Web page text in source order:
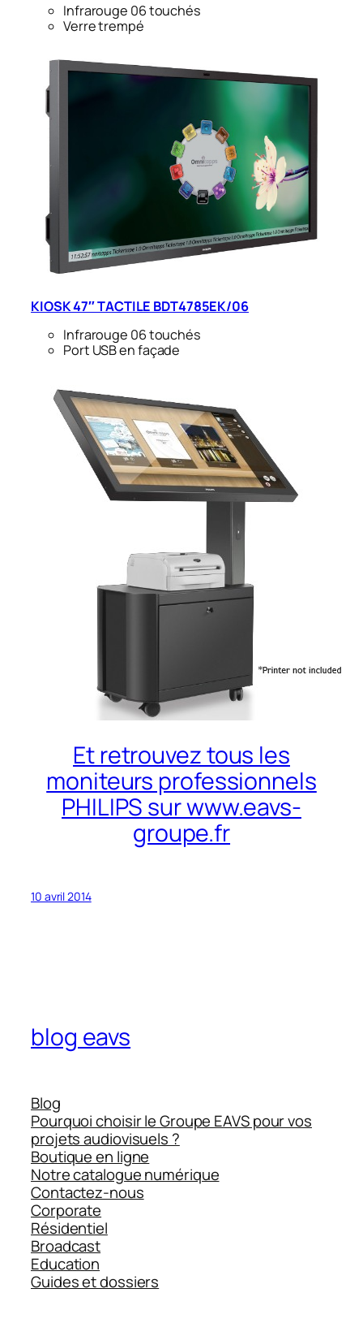
Infrarouge 06 touchés
Verre trempé
KIOSK 47″ TACTILE BDT4785EK/06
Infrarouge 06 touchés
Port USB en façade
Et retrouvez tous les
moniteurs professionnels
PHILIPS sur www.eavs-
groupe.fr
10 avril 2014
blog eavs
Blog
Pourquoi choisir le Groupe EAVS pour vos
projets audiovisuels ?
Boutique en ligne
Notre catalogue numérique
Contactez-nous
Corporate
Résidentiel
Broadcast
Education
Guides et dossiers